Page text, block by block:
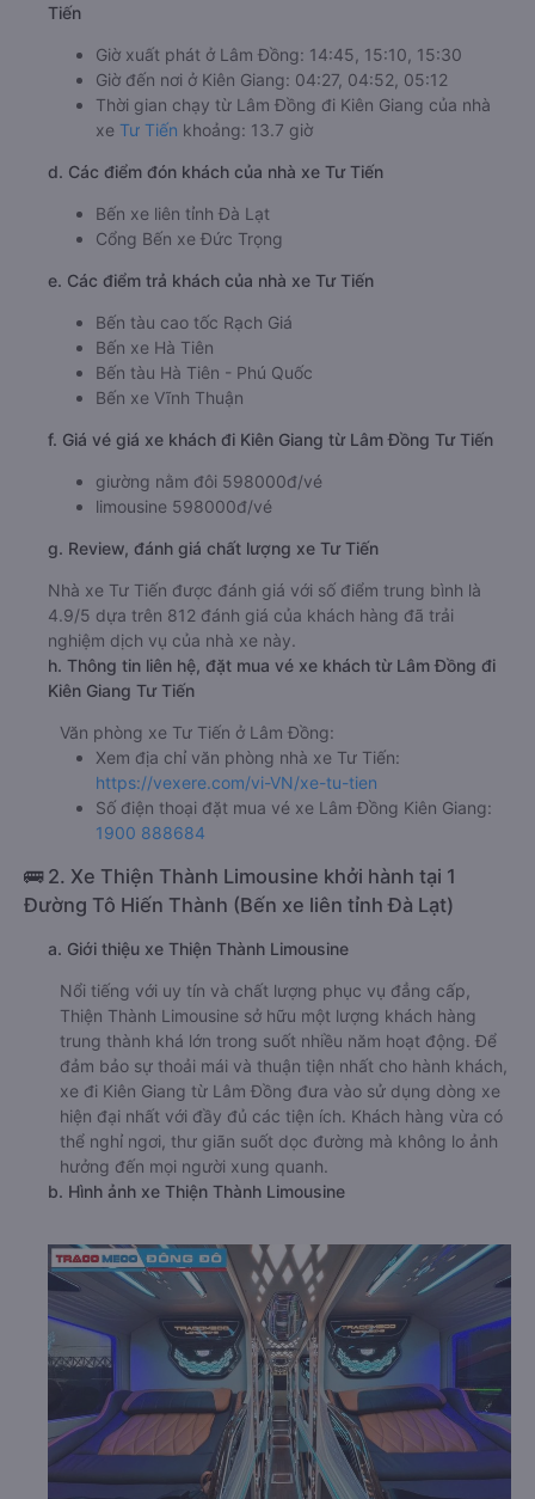
Tiến
Giờ xuất phát ở Lâm Đồng: 14:45, 15:10, 15:30
Giờ đến nơi ở Kiên Giang: 04:27, 04:52, 05:12
Thời gian chạy từ Lâm Đồng đi Kiên Giang của nhà
xe Tư Tiến khoảng: 13.7 giờ
d. Các điểm đón khách của nhà xe Tư Tiến
Bến xe liên tỉnh Đà Lạt
Cổng Bến xe Đức Trọng
e. Các điểm trả khách của nhà xe Tư Tiến
Bến tàu cao tốc Rạch Giá
Bến xe Hà Tiên
Bến tàu Hà Tiên - Phú Quốc
Bến xe Vĩnh Thuận
f. Giá vé giá xe khách đi Kiên Giang từ Lâm Đồng Tư Tiến
giường nằm đôi 598000đ/vé
limousine 598000đ/vé
g. Review, đánh giá chất lượng xe Tư Tiến
Nhà xe Tư Tiến được đánh giá với số điểm trung bình là
4.9/5 dựa trên 812 đánh giá của khách hàng đã trải
nghiệm dịch vụ của nhà xe này.
h. Thông tin liên hệ, đặt mua vé xe khách từ Lâm Đồng đi
Kiên Giang Tư Tiến
Văn phòng xe Tư Tiến ở Lâm Đồng:
Xem địa chỉ văn phòng nhà xe Tư Tiến:
https://vexere.com/vi-VN/xe-tu-tien
Số điện thoại đặt mua vé xe Lâm Đồng Kiên Giang:
1900 888684
🚌 2. Xe Thiện Thành Limousine khởi hành tại 1
Đường Tô Hiến Thành (Bến xe liên tỉnh Đà Lạt)
a. Giới thiệu xe Thiện Thành Limousine
Nổi tiếng với uy tín và chất lượng phục vụ đẳng cấp,
Thiện Thành Limousine sở hữu một lượng khách hàng
trung thành khá lớn trong suốt nhiều năm hoạt động. Để
đảm bảo sự thoải mái và thuận tiện nhất cho hành khách,
xe đi Kiên Giang từ Lâm Đồng đưa vào sử dụng dòng xe
hiện đại nhất với đầy đủ các tiện ích. Khách hàng vừa có
thể nghỉ ngơi, thư giãn suốt dọc đường mà không lo ảnh
hưởng đến mọi người xung quanh.
b. Hình ảnh xe Thiện Thành Limousine